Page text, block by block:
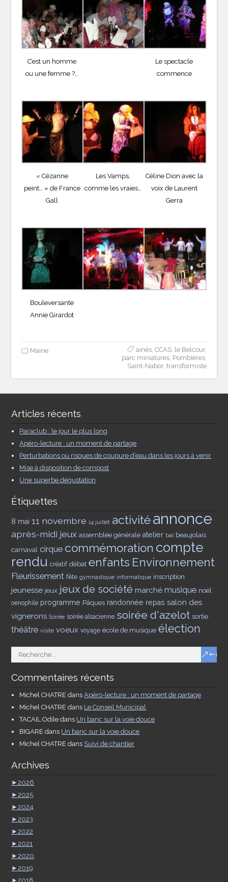
C’est un homme
ou une femme ?…
Le spectacle
commence
« Cézanne
peint… » de France
Gall
Les Vamps,
comme les vraies…
Céline Dion avec la
voix de Laurent
Gerra
Bouleversante
Annie Girardot
Mairie ainés, CCAS, le Belcour,
parc miniatures, Pombières,
Saint-Nabor, transformiste
Articles récents
Paraclub : le jour le plus long
Apéro-lecture : un moment de partage
Perturbations ou risques de coupure d’eau dans les jours à venir
Mise à disposition de compost
Une superbe dégustation
Étiquettes
8 mai 11 novembre 14 juillet activitéannonce
après-midi jeux assemblée générale atelier bal beaujolais
carnaval cirque commémoration compte
rendu créatif débat enfants Environnement
Fleurissement fête gymnastique informatique inscription
jeunesse jeux jeux de société marché musique noël
oenophile programme Pâques randonnée repas salon des
vignerons Soirée soirée alsacienne soirée d'azelot sortie
théâtre visite voeux voyage école de musique élection
Commentaires récents
Michel CHATRE dansApéro-lecture : un moment de partage
Michel CHATRE dans Le Conseil Municipal
TACAIL Odile dans Un banc sur la voie douce
BIGARE dans Un banc sur la voie douce
Michel CHATRE dans Suivi de chantier
Archives
►2026
►2025
►2024
►2023
►2022
►2021
►2020
►2019
►2018